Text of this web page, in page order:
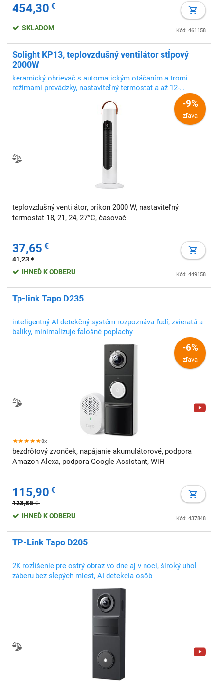
454,30 €
Kód: 461158
SKLADOM
Solight KP13, teplovzdušný ventilátor stĺpový
2000W
keramický ohrievač s automatickým otáčaním a tromi
režimami prevádzky, nastaviteľný termostat a až 12-
-9%
zľava
teplovzdušný ventilátor, príkon 2000 W, nastaviteľný
termostat 18, 21, 24, 27°C, časovač
37,65 €
41,23€
Kód: 449158
IHNEĎ K ODBERU
Tp-link Tapo D235
inteligentný AI detekčný systém rozpoznáva ľudí, zvieratá a
balíky, minimalizuje falošné poplachy
-6%
zľava
8x
bezdrôtový zvonček, napájanie akumulátorové, podpora
Amazon Alexa, podpora Google Assistant, WiFi
115,90 €
123,85€
Kód: 437848
IHNEĎ K ODBERU
TP-Link Tapo D205
2K rozlíšenie pre ostrý obraz vo dne aj v noci, široký uhol
záberu bez slepých miest, AI detekcia osôb